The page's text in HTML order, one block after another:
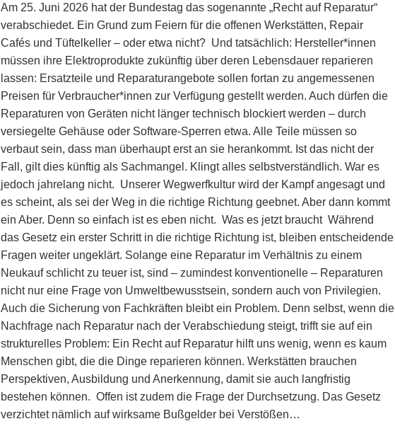
Am 25. Juni 2026 hat der Bundestag das sogenannte „Recht auf Reparatur“
verabschiedet. Ein Grund zum Feiern für die offenen Werkstätten, Repair
Cafés und Tüftelkeller – oder etwa nicht? Und tatsächlich: Hersteller*innen
müssen ihre Elektroprodukte zukünftig über deren Lebensdauer reparieren
lassen: Ersatzteile und Reparaturangebote sollen fortan zu angemessenen
Preisen für Verbraucher*innen zur Verfügung gestellt werden. Auch dürfen die
Reparaturen von Geräten nicht länger technisch blockiert werden – durch
versiegelte Gehäuse oder Software-Sperren etwa. Alle Teile müssen so
verbaut sein, dass man überhaupt erst an sie herankommt. Ist das nicht der
Fall, gilt dies künftig als Sachmangel. Klingt alles selbstverständlich. War es
jedoch jahrelang nicht. Unserer Wegwerfkultur wird der Kampf angesagt und
es scheint, als sei der Weg in die richtige Richtung geebnet. Aber dann kommt
ein Aber. Denn so einfach ist es eben nicht. Was es jetzt braucht Während
das Gesetz ein erster Schritt in die richtige Richtung ist, bleiben entscheidende
Fragen weiter ungeklärt. Solange eine Reparatur im Verhältnis zu einem
Neukauf schlicht zu teuer ist, sind – zumindest konventionelle – Reparaturen
nicht nur eine Frage von Umweltbewusstsein, sondern auch von Privilegien.
Auch die Sicherung von Fachkräften bleibt ein Problem. Denn selbst, wenn die
Nachfrage nach Reparatur nach der Verabschiedung steigt, trifft sie auf ein
strukturelles Problem: Ein Recht auf Reparatur hilft uns wenig, wenn es kaum
Menschen gibt, die die Dinge reparieren können. Werkstätten brauchen
Perspektiven, Ausbildung und Anerkennung, damit sie auch langfristig
bestehen können. Offen ist zudem die Frage der Durchsetzung. Das Gesetz
verzichtet nämlich auf wirksame Bußgelder bei Verstößen…